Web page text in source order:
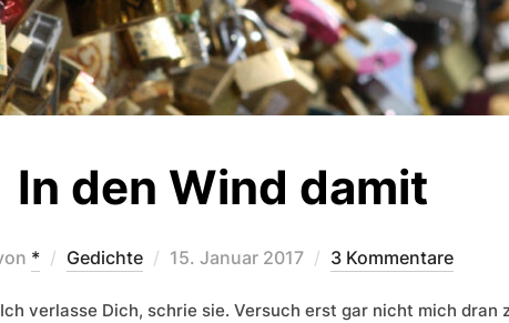
In den Wind damit
* Gedichte
Veröffentlicht
15. Januar 2017 3 Kommentare
verlasse Dich, schrie sie. Versuch erst gar nicht mich dran